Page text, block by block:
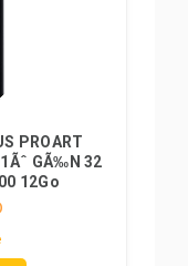
PROART
GÃ‰N 32
12Go